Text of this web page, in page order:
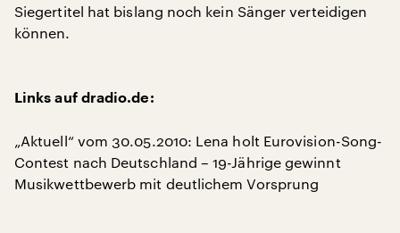
Siegertitel hat bislang noch kein Sänger verteidigen
können.
Links auf dradio.de:
„Aktuell“ vom 30.05.2010: Lena holt Eurovision-Song-
Contest nach Deutschland – 19-Jährige gewinnt
Musikwettbewerb mit deutlichem Vorsprung